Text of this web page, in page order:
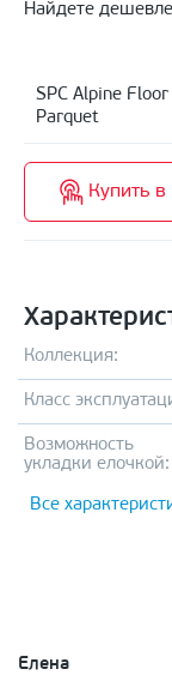
Найдете
SPC Alpine
Parquet
Купить в
Коллекция:
Класс
Возможность
укладки елочкой:
Все
Елена